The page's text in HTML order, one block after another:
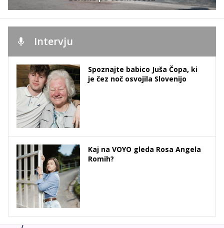
Intervju
Spoznajte babico Juša Čopa, ki
je čez noč osvojila Slovenijo
Kaj na VOYO gleda Rosa Angela
Romih?